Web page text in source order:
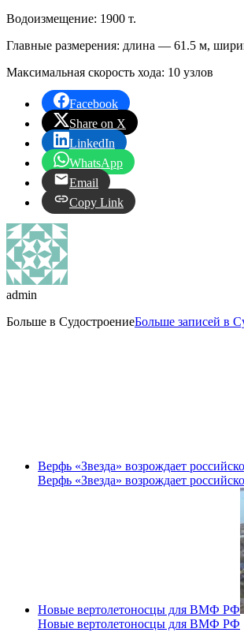
Водоизмещение: 1900 т.
Главные размерения: длина — 61.5 м,
Максимальная скорость хода: 10 узлов
Facebook
Share on X
LinkedIn
WhatsApp
Email
Copy Link
admin
Больше в СудостроениеБольше записей в
Верфь «Звезда» возрождает
Верфь «Звезда» возрождает
Новые вертолетоносцы для ВМФ РФ
Новые вертолетоносцы для ВМФ РФ